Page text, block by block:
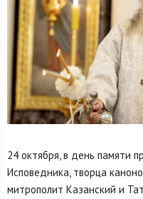
24 октября, в день памяти
Исповедника, творца
митрополит Казанский и